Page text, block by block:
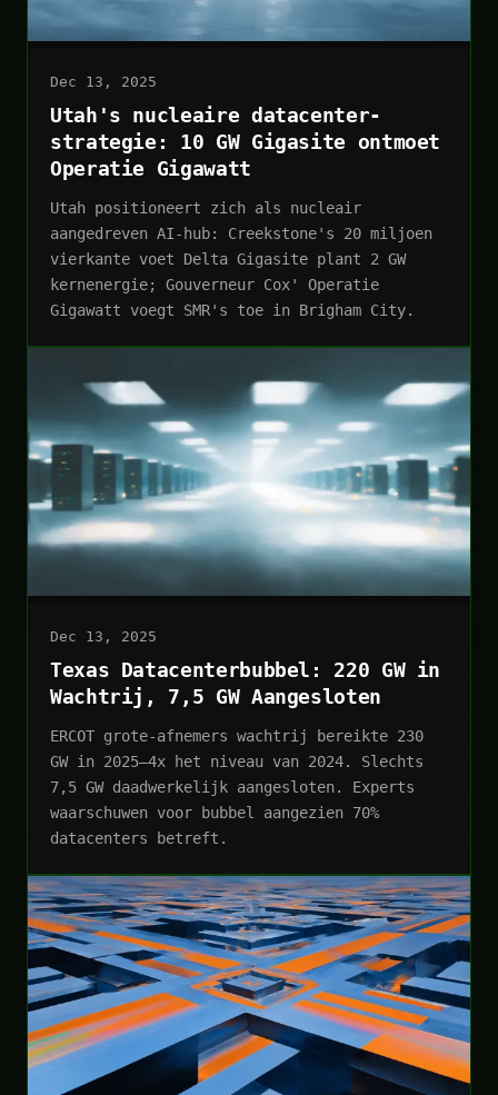
Dec 13, 2025
Utah's nucleaire datacenter-
strategie: 10 GW Gigasite ontmoet
Operatie Gigawatt
Utah positioneert zich als nucleair
aangedreven AI-hub: Creekstone's 20 miljoen
vierkante voet Delta Gigasite plant 2 GW
kernenergie; Gouverneur Cox' Operatie
Gigawatt voegt SMR's toe in Brigham City.
Dec 13, 2025
Texas Datacenterbubbel: 220 GW in
Wachtrij, 7,5 GW Aangesloten
ERCOT grote-afnemers wachtrij bereikte 230
GW in 2025—4x het niveau van 2024. Slechts
7,5 GW daadwerkelijk aangesloten. Experts
waarschuwen voor bubbel aangezien 70%
datacenters betreft.